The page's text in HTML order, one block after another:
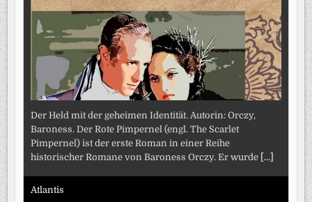
Der Held mit der geheimen Identität. Autorin: Orczy,
Baroness. Der Rote Pimpernel (engl. The Scarlet
Pimpernel) ist der erste Roman in einer Reihe
historischer Romane von Baroness Orczy. Er wurde [...]
Atlantis